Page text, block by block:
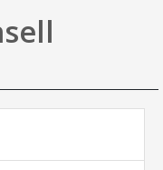
Ajuda